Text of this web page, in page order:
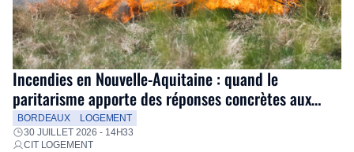
Incendies en Nouvelle-Aquitaine : quand le
paritarisme apporte des réponses concrètes aux
salariés
BORDEAUX
LOGEMENT
30 JUILLET 2026 - 14H33
CIT LOGEMENT